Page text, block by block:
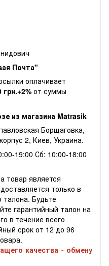
Почта"
оплачивает
грн.+2% от суммы
из магазина Matrasik
Борщаговка,
2, Киев, Украина.
19:00 Сб: 10:00-18:00
товар является
только в
талона. Будьте
гарантийный талон на
в течение всего
срок от 12 до 96
качества - обмену